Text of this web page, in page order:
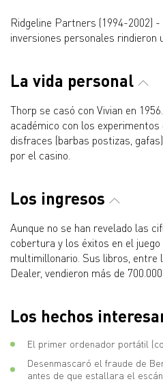
Ridgeline Partners (1994-2002)
inversiones personales rindieron
La vida personal
Thorp se casó con Vivian en
académico con los experimentos
disfraces (barbas postizas,
por el casino.
Los ingresos
Aunque no se han revelado las
cobertura y los éxitos en el
multimillonario. Sus libros, entre
Dealer, vendieron más de
Los hechos
El primer ordenador portátil
Desenmascaró el fraude de
antes de que estallara el